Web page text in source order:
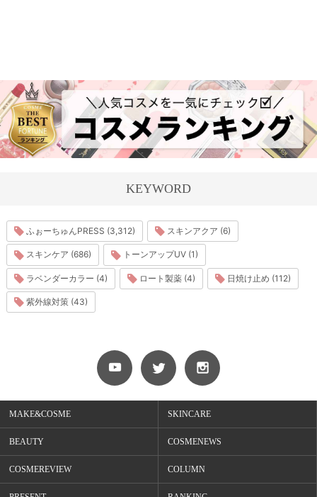
KEYWORD
ふぉーちゅんPRESS (3,312) スキンアクア (6)
スキンケア (686) トーンアップUV (1)
ラベンダーカラー (4) ロート製薬 (4) 日焼け止め (112)
紫外線対策 (43)
MAKE&COSME SKINCARE
BEAUTY COSMENEWS
COSMEREVIEW COLUMN